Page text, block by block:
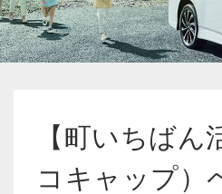
【町いちばん
コキャップ）